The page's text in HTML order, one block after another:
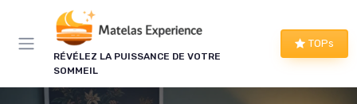
RÉVÉLEZ LA PUISSANCE DE VOTRE
SOMMEIL
TOPs
×
LE CLUB MATELAS EXPERIENCE
Mieux dormir, ça commence
Panneau de gestion des cookies